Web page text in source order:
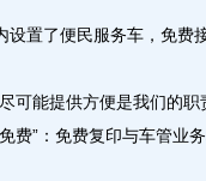
设置了便民服务车，免费
能提供方便是我们的职
费”：免费复印与车管业